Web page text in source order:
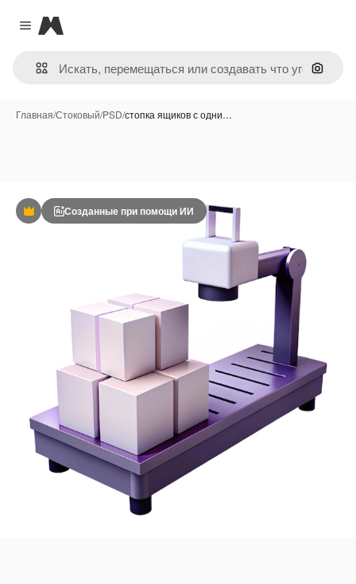
Close menu
Magnific
Поиск
Главная/Стоковый/PSD/стопка ящиков с одни…
ПремиумСозданные при помощи ИИ